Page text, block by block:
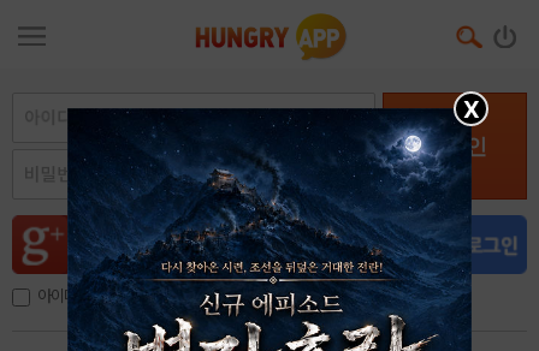
로그인
아이디, 이메일 저장
X